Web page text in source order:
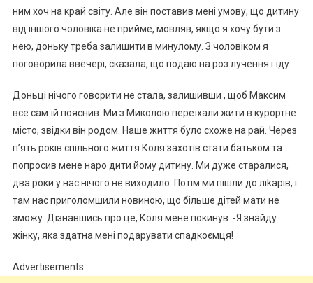
ним хоч на край світу. Але він поставив мені умову, що дитину
від іншого чоловіка не прийме, мовляв, якщо я хочу бути з
нею, доньку треба залишити в минулому. З чоловіком я
поговорила ввечері, сказала, що подаю на роз лучення і їду.
Доньці нічого говорити не стала, залишивши , щоб Максим
все сам їй пояснив. Ми з Миколою переїхали жити в курортне
місто, звідки він родом. Наше життя було схоже на рай. Через
п’ять років спільного життя Коля захотів стати батьком та
попросив мене наро дити йому дитину. Ми дуже старалися,
два роки у нас нічого не виходило. Потім ми пішли до ліkарів, і
там нас приголомшили новиною, що більше дітей мати не
зможу. Дізнавшись про це, Коля мене покинув. -Я знайду
жінку, яка здатна мені подарувати спадкоємця!
Advertisements